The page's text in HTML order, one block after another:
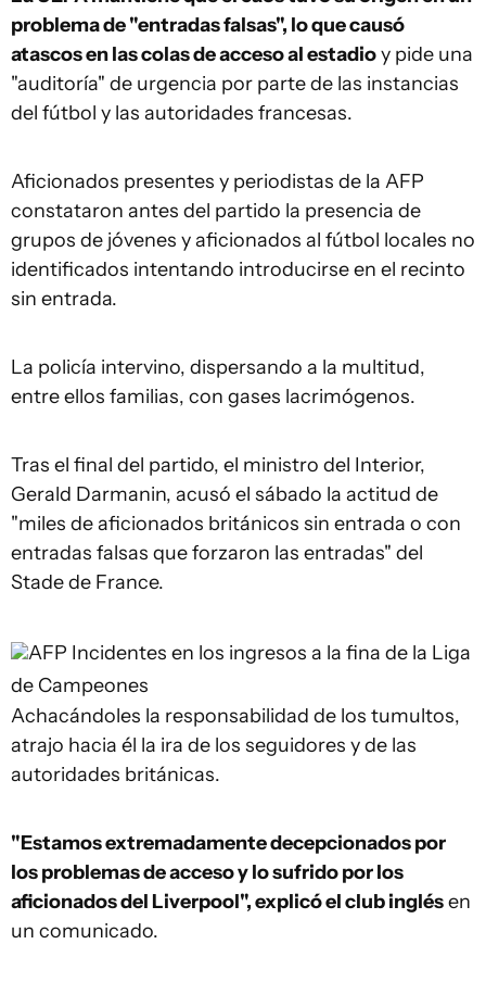
problema de "entradas falsas", lo que causó
atascos en las colas de acceso al estadioy pide una
"auditoría" de urgencia por parte de las instancias
del fútbol y las autoridades francesas.
Aficionados presentes y periodistas de la AFP
constataron antes del partido la presencia de
grupos de jóvenes y aficionados al fútbol locales no
identificados intentando introducirse en el recinto
sin entrada.
La policía intervino, dispersando a la multitud,
entre ellos familias, con gases lacrimógenos.
Tras el final del partido, el ministro del Interior,
Gerald Darmanin, acusó el sábado la actitud de
"miles de aficionados británicos sin entrada o con
entradas falsas que forzaron las entradas" del
Stade de France.
AFP Incidentes en los ingresos a la fina de la Liga
de Campeones
Achacándoles la responsabilidad de los tumultos,
atrajo hacia él la ira de los seguidores y de las
autoridades británicas.
"Estamos extremadamente decepcionados por
los problemas de acceso y lo sufrido por los
aficionados del Liverpool", explicó el club inglésen
un comunicado.